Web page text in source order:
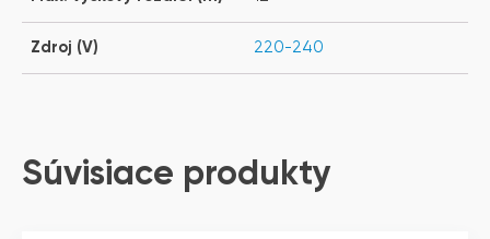
Zdroj (V) 220-240
Súvisiace produkty